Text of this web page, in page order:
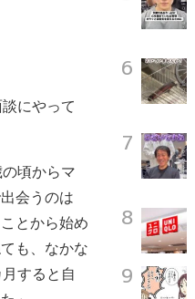
にやって
頃からマ
会うのは
とから始め
も、なかな
すると自